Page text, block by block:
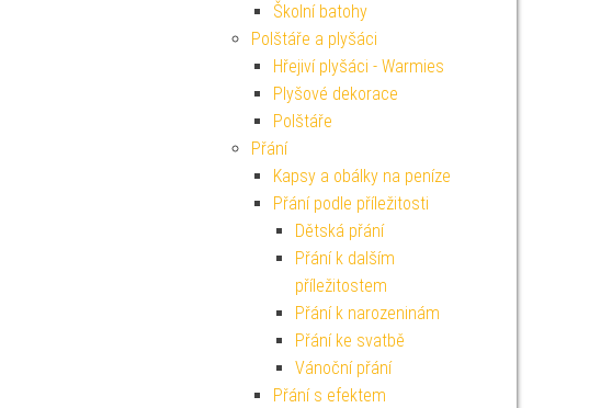
Školní batohy
Polštáře a plyšáci
Hřejiví plyšáci - Warmies
Plyšové dekorace
Polštáře
Přání
Kapsy a obálky na peníze
Přání podle příležitosti
Dětská přání
Přání k dalším
příležitostem
Přání k narozeninám
Přání ke svatbě
Vánoční přání
Přání s efektem